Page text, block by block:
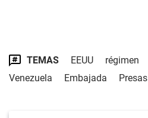
TEMAS EEUU régimen
Venezuela
Embajada Presas